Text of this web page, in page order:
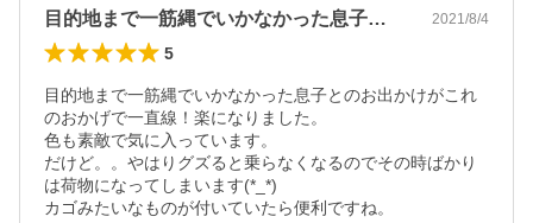
目的地まで一筋縄でいかなかった息子との… 2021/8/4
5
目的地まで一筋縄でいかなかった息子とのお出かけがこれ
のおかげで一直線！楽になりました。
色も素敵で気に入っています。
だけど。。やはりグズると乗らなくなるのでその時ばかり
は荷物になってしまいます(*_*)
カゴみたいなものが付いていたら便利ですね。